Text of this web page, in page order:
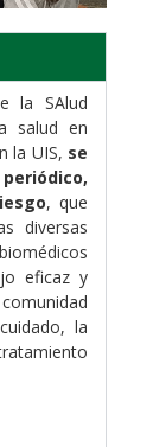
la SAlud
salud en
la UIS, se
, que
diversas
eficaz y
la